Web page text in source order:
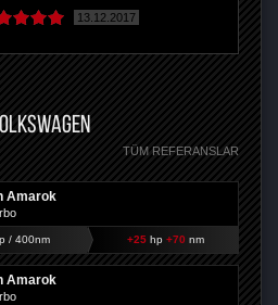
13.12.2017
TÜM REFERANSLAR
Amarok
/ 400nm +25hp +70 nm
Amarok